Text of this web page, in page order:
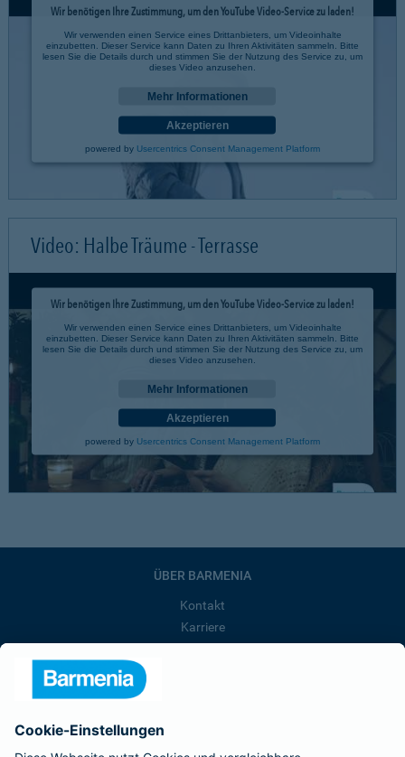
Wir benötigen Ihre Zustimmung, um den YouTube Video-Service zu laden!
Wir verwenden einen Service eines Drittanbieters, um Videoinhalte
einzubetten. Dieser Service kann Daten zu Ihren Aktivitäten sammeln. Bitte
lesen Sie die Details durch und stimmen Sie der Nutzung des Service zu, um
dieses Video anzusehen.
Mehr Informationen
Akzeptieren
powered by Usercentrics Consent Management Platform
Video: Halbe Träume - Terrasse
Wir benötigen Ihre Zustimmung, um den YouTube Video-Service zu laden!
Wir verwenden einen Service eines Drittanbieters, um Videoinhalte
einzubetten. Dieser Service kann Daten zu Ihren Aktivitäten sammeln. Bitte
lesen Sie die Details durch und stimmen Sie der Nutzung des Service zu, um
dieses Video anzusehen.
Mehr Informationen
Akzeptieren
powered by Usercentrics Consent Management Platform
ÜBER BARMENIA
Kontakt
Karriere
Barmenia ist Teil der BarmeniaGothaer